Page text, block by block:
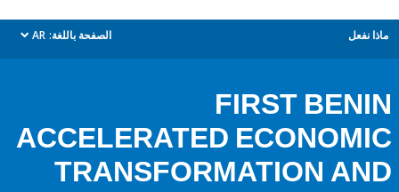
الصفحة باللغة: AR
dropdown
FIRST
ACCELERATED
TRANSFORMATION